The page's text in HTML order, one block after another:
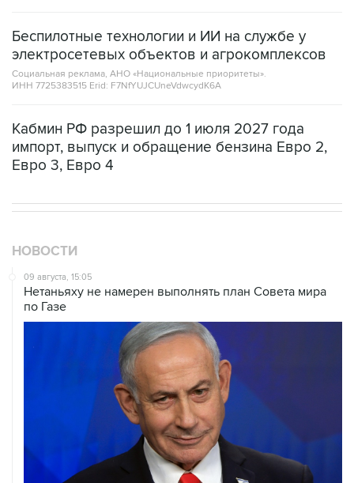
Беспилотные технологии и ИИ на службе у
электросетевых объектов и агрокомплексов
Социальная реклама, АНО «Национальные приоритеты».
ИНН 7725383515 Erid: F7NfYUJCUneVdwcydK6A
Кабмин РФ разрешил до 1 июля 2027 года
импорт, выпуск и обращение бензина Евро 2,
Евро 3, Евро 4
НОВОСТИ
09 августа, 15:05
Нетаньяху не намерен выполнять план Совета мира
по Газе